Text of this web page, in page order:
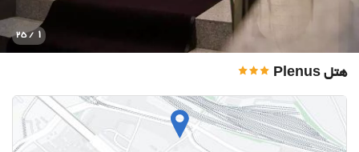
هتل Plenus
1
/ 25